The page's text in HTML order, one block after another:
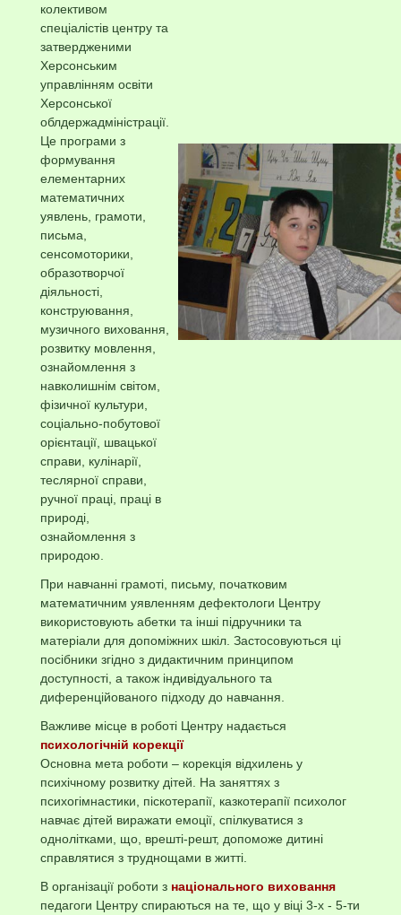
колективом
спеціалістів центру та
затвердженими
Херсонським
управлінням освіти
Херсонської
облдержадміністрації.
Це програми з
формування
елементарних
математичних
уявлень, грамоти,
письма,
сенсомоторики,
образотворчої
діяльності,
конструювання,
музичного виховання,
розвитку мовлення,
ознайомлення з
навколишнім світом,
фізичної культури,
соціально-побутової
орієнтації, швацької
справи, кулінарії,
теслярної справи,
ручної праці, праці в
природі,
ознайомлення з
природою.
При навчанні грамоті, письму, початковим
математичним уявленням дефектологи Центру
використовують абетки та інші підручники та
матеріали для допоміжних шкіл. Застосовуються ці
посібники згідно з дидактичним принципом
доступності, а також індивідуального та
диференційованого підходу до навчання.
Важливе місце в роботі Центру надається
психологічній корекції
Основна мета роботи – корекція відхилень у
психічному розвитку дітей. На заняттях з
психогімнастики, піскотерапії, казкотерапії психолог
навчає дітей виражати емоції, спілкуватися з
однолітками, що, врешті-решт, допоможе дитині
справлятися з труднощами в житті.
В організації роботи з національного виховання
педагоги Центру спираються на те, що у віці 3-х - 5-ти